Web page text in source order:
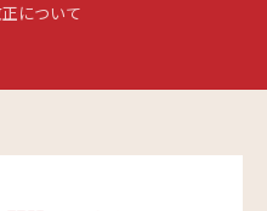
について